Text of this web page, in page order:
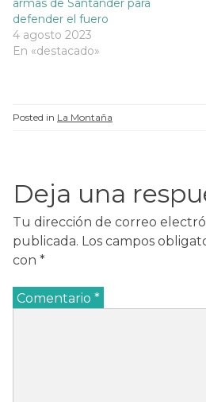
a
n
u
e
v
a
n
u
e
a
armas de Santander para
defender el fuero
4 agosto 2023
En «destacado»
Posted in La Montaña
Deja una
Tu dirección de correo
publicada. Los campos
con *
Comentario *